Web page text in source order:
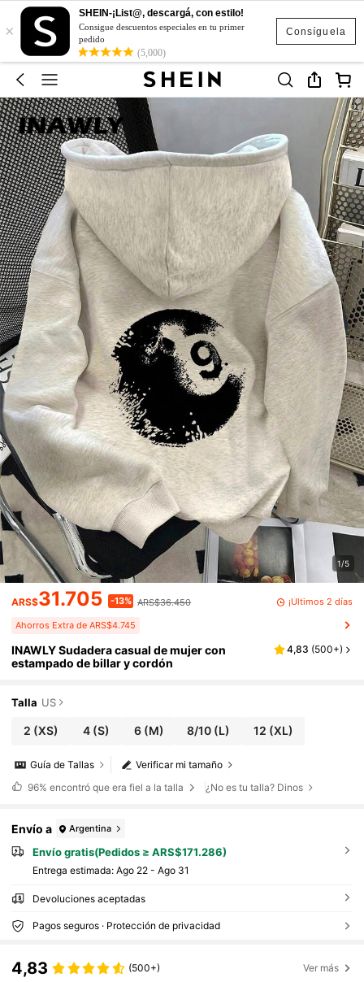
Consíguela
×
SHEIN-¡List@, descargá, con estilo!
Consigue descuentos especiales en tu primer
pedido
(5,000)
1/5
ARS$31.705 -13% ARS$36.450 ¡Últimos 2 días
Ahorros Extra de ARS$4.745
INAWLY Sudadera casual de mujer con
estampado de billar y cordón
4,83 (500+)
Talla US
2 (XS) 4(S) 6(M) 8/10 (L) 12 (XL)
Verificar mi tamaño
Guía de Tallas
96% encontró que era fiel a la talla ¿No es tu talla? Dinos
Envío a Argentina
Envío gratis(Pedidos ≥ ARS$171.286)
Entrega estimada: Ago 22 - Ago 31
Devoluciones aceptadas
Pagos seguros · Protección de privacidad
4,83 (500+) Ver más